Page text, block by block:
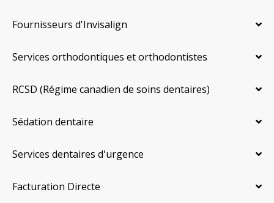
Fournisseurs d'Invisalign
Services orthodontiques et orthodontistes
RCSD (Régime canadien de soins dentaires)
Sédation dentaire
Services dentaires d'urgence
Facturation Directe